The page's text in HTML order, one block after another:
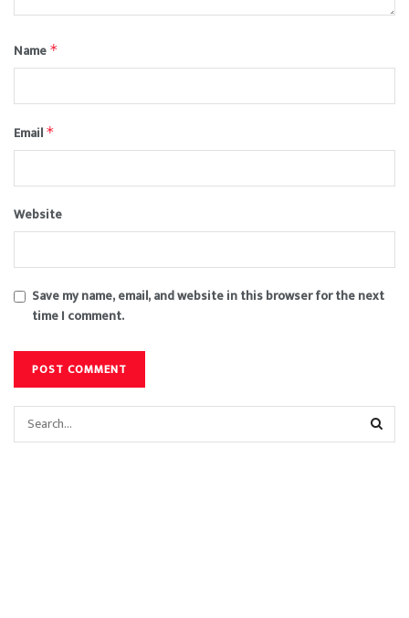
Name *
Email *
Website
Save my name, email, and website in this browser for the next
time I comment.